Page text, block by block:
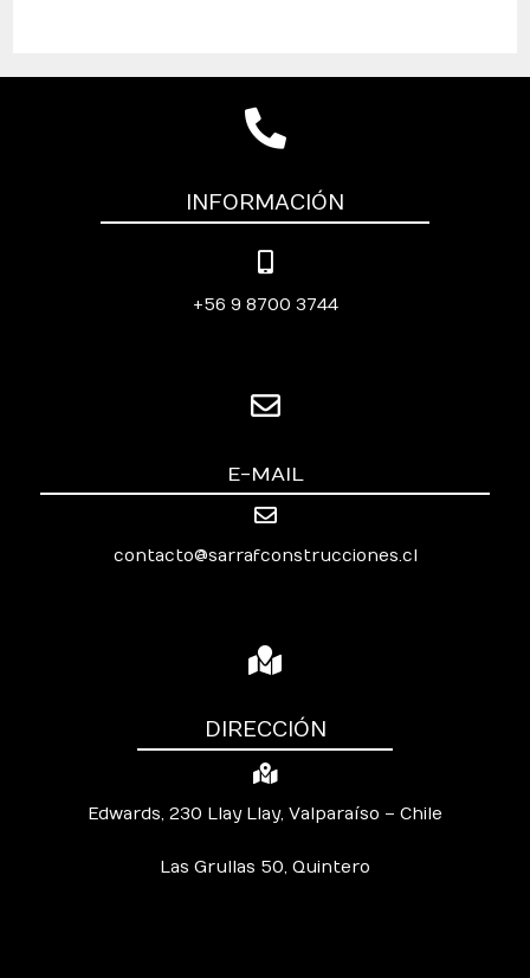
INFORMACIÓN
+56 9 8700 3744
E-MAIL
contacto@sarrafconstrucciones.cl
DIRECCIÓN
Edwards, 230 Llay Llay, Valparaíso – Chile
Las Grullas 50, Quintero